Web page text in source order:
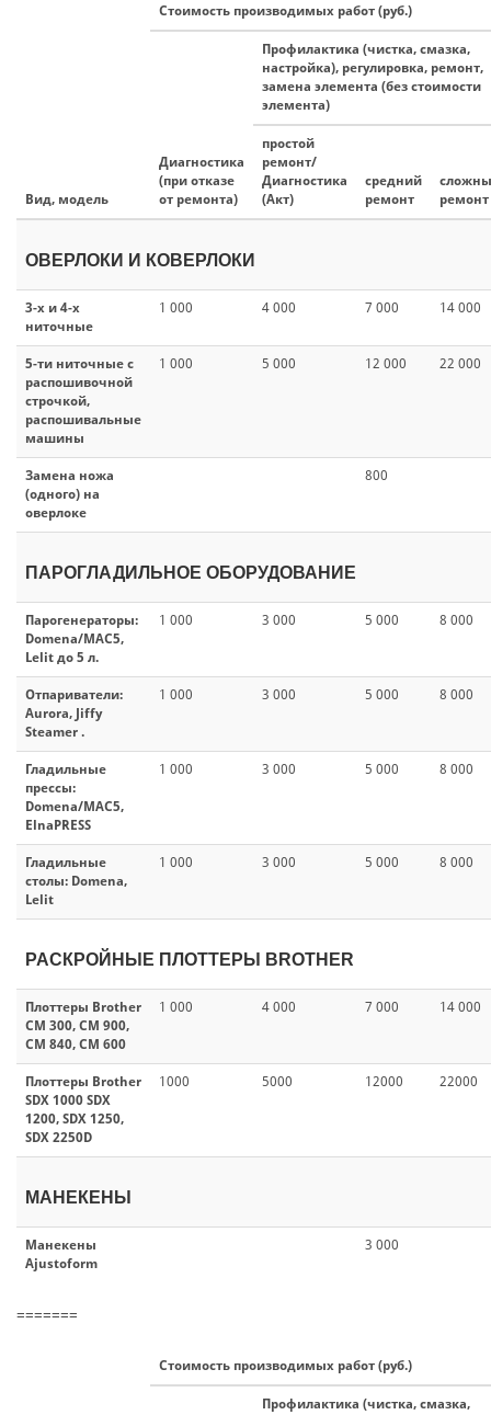
Вид, модель
Стоимость производимых работ (руб.)
Диагностика
(при отказе
от ремонта)
Профилактика (чистка, смазка,
настройка), регулировка, ремонт,
замена элемента (без стоимости
элемента)
простой
ремонт/
Диагностика
(Акт)
средний
ремонт
ремонт
ОВЕРЛОКИ И КОВЕРЛОКИ
3-x и 4-х
ниточные
1 000 4 000 7 000 14 000
5-ти ниточные с
распошивочной
строчкой,
распошивальные
машины
1 000 5 000 12 000 22 000
Замена ножа
(одного) на
оверлоке
800
ПАРОГЛАДИЛЬНОЕ ОБОРУДОВАНИЕ
Парогенераторы:
Domena/MAC5,
Lelit до 5 л.
1 000 3 000 5 000 8 000
Отпариватели:
Aurora, Jiffy
Steamer .
1 000 3 000 5 000 8 000
Гладильные
прессы:
Domena/MAC5,
ElnaPRESS
1 000 3 000 5 000 8 000
Гладильные
столы: Domena,
Lelit
1 000 3 000 5 000 8 000
РАСКРОЙНЫЕ ПЛОТТЕРЫ BROTHER
Плоттеры Brother
CM 300, СM 900,
CM 840, CM 600
1 000 4 000 7 000 14 000
Плоттеры Brother
SDX 1000 SDX
1200, SDX 1250,
SDX 2250D
1000 5000 12000 22000
МАНЕКЕНЫ
Манекены
Ajustoform
3 000
=======
Стоимость производимых работ (руб.)
Профилактика (чистка, смазка,